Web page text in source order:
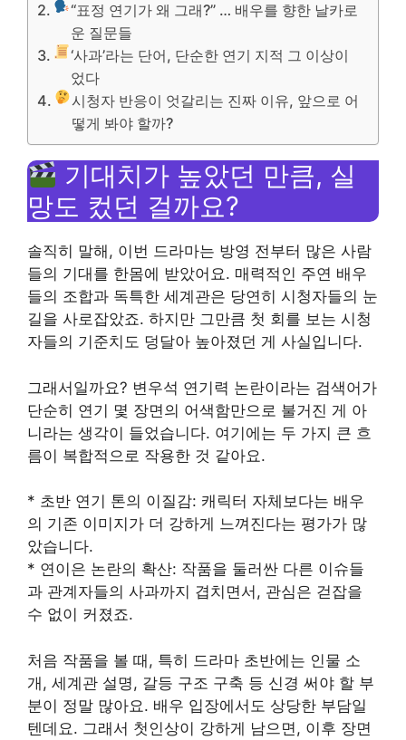
“표정 연기가 왜 그래?” … 배우를 향한 날카로
운 질문들
‘사과’라는 단어, 단순한 연기 지적 그 이상이
었다
시청자 반응이 엇갈리는 진짜 이유, 앞으로 어
떻게 봐야 할까?
기대치가 높았던 만큼, 실
망도 컸던 걸까요?
솔직히 말해, 이번 드라마는 방영 전부터 많은 사람
들의 기대를 한몸에 받았어요. 매력적인 주연 배우
들의 조합과 독특한 세계관은 당연히 시청자들의 눈
길을 사로잡았죠. 하지만 그만큼 첫 회를 보는 시청
자들의 기준치도 덩달아 높아졌던 게 사실입니다.
그래서일까요? 변우석 연기력 논란이라는 검색어가
단순히 연기 몇 장면의 어색함만으로 불거진 게 아
니라는 생각이 들었습니다. 여기에는 두 가지 큰 흐
름이 복합적으로 작용한 것 같아요.
* 초반 연기 톤의 이질감: 캐릭터 자체보다는 배우
의 기존 이미지가 더 강하게 느껴진다는 평가가 많
았습니다.
* 연이은 논란의 확산: 작품을 둘러싼 다른 이슈들
과 관계자들의 사과까지 겹치면서, 관심은 걷잡을
수 없이 커졌죠.
처음 작품을 볼 때, 특히 드라마 초반에는 인물 소
개, 세계관 설명, 갈등 구조 구축 등 신경 써야 할 부
분이 정말 많아요. 배우 입장에서도 상당한 부담일
텐데요. 그래서 첫인상이 강하게 남으면, 이후 장면